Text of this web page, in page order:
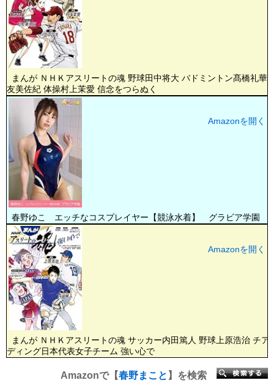
まんが ＮＨＫアスリートの魂 野球田中将大 バドミントン髙橋礼華
友美佐紀 体操村上茉愛 信念をつらぬく
春野ゆこ エッチなコスプレイヤー【競泳水着】 グラビア学園
Amazonを開く
まんが ＮＨＫアスリートの魂 サッカー内田篤人 野球上原浩治 チア
ディング日本代表女子チーム 強い心で
Amazonを開く
Amazonで【春野まこと 】を検索